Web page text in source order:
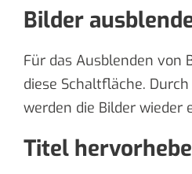
Bilder
Für das Ausblenden von
diese Schaltfläche.
werden die Bilder wieder
Titel